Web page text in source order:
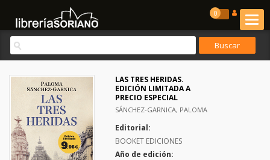
0
LAS TRES HERIDAS.
EDICIÓN LIMITADA A
PRECIO ESPECIAL
SÁNCHEZ-GARNICA, PALOMA
Editorial:
BOOKET EDICIONES
Año de edición: